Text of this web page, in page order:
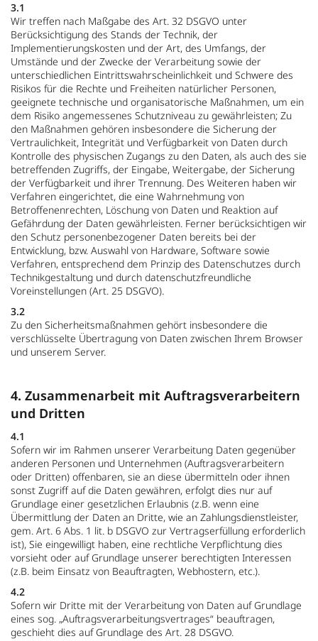
3.1
Wir treffen nach Maßgabe des Art. 32 DSGVO unter
Berücksichtigung des Stands der Technik, der
Implementierungskosten und der Art, des Umfangs, der
Umstände und der Zwecke der Verarbeitung sowie der
unterschiedlichen Eintrittswahrscheinlichkeit und Schwere des
Risikos für die Rechte und Freiheiten natürlicher Personen,
geeignete technische und organisatorische Maßnahmen, um ein
dem Risiko angemessenes Schutzniveau zu gewährleisten; Zu
den Maßnahmen gehören insbesondere die Sicherung der
Vertraulichkeit, Integrität und Verfügbarkeit von Daten durch
Kontrolle des physischen Zugangs zu den Daten, als auch des sie
betreffenden Zugriffs, der Eingabe, Weitergabe, der Sicherung
der Verfügbarkeit und ihrer Trennung. Des Weiteren haben wir
Verfahren eingerichtet, die eine Wahrnehmung von
Betroffenenrechten, Löschung von Daten und Reaktion auf
Gefährdung der Daten gewährleisten. Ferner berücksichtigen wir
den Schutz personenbezogener Daten bereits bei der
Entwicklung, bzw. Auswahl von Hardware, Software sowie
Verfahren, entsprechend dem Prinzip des Datenschutzes durch
Technikgestaltung und durch datenschutzfreundliche
Voreinstellungen (Art. 25 DSGVO).
3.2
Zu den Sicherheitsmaßnahmen gehört insbesondere die
verschlüsselte Übertragung von Daten zwischen Ihrem Browser
und unserem Server.
4. Zusammenarbeit mit Auftragsverarbeitern
und Dritten
4.1
Sofern wir im Rahmen unserer Verarbeitung Daten gegenüber
anderen Personen und Unternehmen (Auftragsverarbeitern
oder Dritten) offenbaren, sie an diese übermitteln oder ihnen
sonst Zugriff auf die Daten gewähren, erfolgt dies nur auf
Grundlage einer gesetzlichen Erlaubnis (z.B. wenn eine
Übermittlung der Daten an Dritte, wie an Zahlungsdienstleister,
gem. Art. 6 Abs. 1 lit. b DSGVO zur Vertragserfüllung erforderlich
ist), Sie eingewilligt haben, eine rechtliche Verpflichtung dies
vorsieht oder auf Grundlage unserer berechtigten Interessen
(z.B. beim Einsatz von Beauftragten, Webhostern, etc.).
4.2
Sofern wir Dritte mit der Verarbeitung von Daten auf Grundlage
eines sog. „Auftragsverarbeitungsvertrages“ beauftragen,
geschieht dies auf Grundlage des Art. 28 DSGVO.